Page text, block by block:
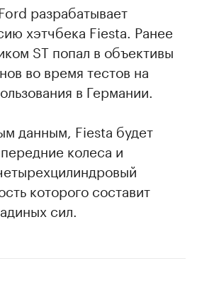
разрабатывает
хэтчбека Fiesta. Ранее
ST попал в объективы
во время тестов на
в Германии.
данным, Fiesta будет
колеса и
которого составит
сил.